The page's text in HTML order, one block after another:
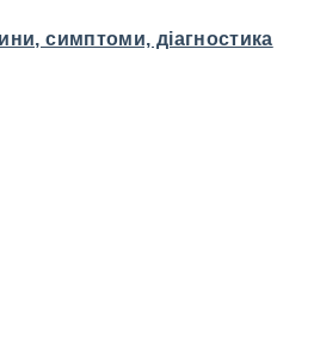
симптоми, діагностика